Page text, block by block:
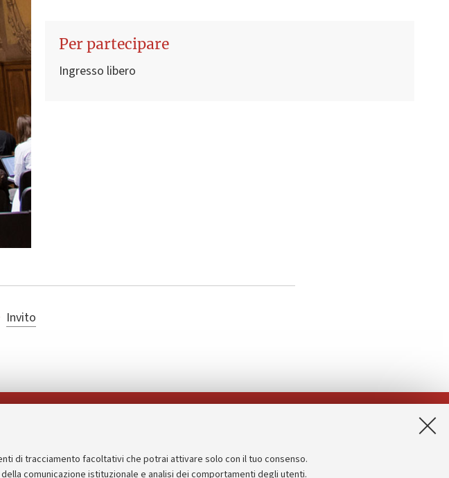
di tracciamento facoltativi che potrai attivare solo con il tuo consenso.
comunicazione istituzionale e analisi dei comportamenti degli utenti.
Per partecipare
Ingresso libero
Invito
gare e concorsi Informazioni sul sito e accessibilità